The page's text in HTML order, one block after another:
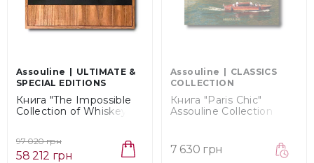
Assouline
ULTIMATE &
SPECIAL EDITIONS
Книга "The Impossible
Collection of Whiskey"
97 020 грн
58 212 грн
Assouline
CLASSICS
COLLECTION
Книга "Paris Chic"
Assouline Collection
7 630 грн